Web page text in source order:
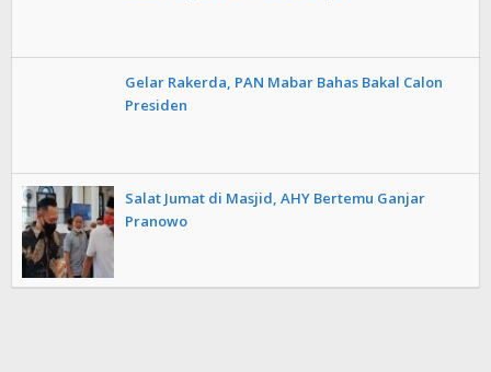
Gelar Rakerda, PAN Mabar Bahas Bakal Calon
Presiden
Salat Jumat di Masjid, AHY Bertemu Ganjar
Pranowo